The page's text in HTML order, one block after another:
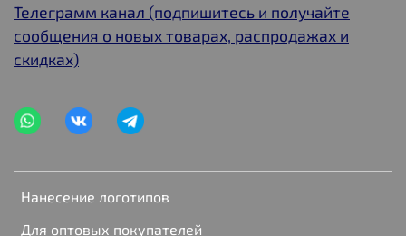
Нанесение логотипов
Для оптовых покупателей
Телеграмм канал (подпишитесь и получайте
сообщения о новых товарах, распродажах и
скидках)